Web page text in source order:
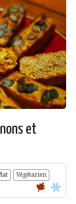
et
Végétarien